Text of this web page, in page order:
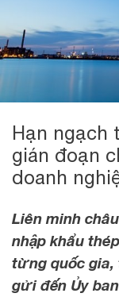
Hạn ngạch
gián đoạn
doanh
Liên minh
nhập khẩu
từng quốc gia,
gửi đến Ủy